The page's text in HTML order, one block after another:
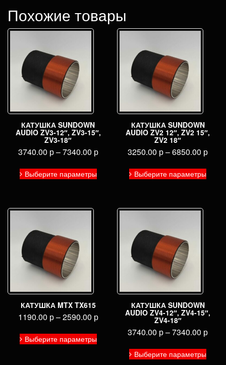
Похожие товары
КАТУШКА SUNDOWN
AUDIO ZV3-12″, ZV3-15″,
ZV3-18″
3740.00 р–7340.00 р
Выберите параметры
Этот
товар
вариаций.
КАТУШКА SUNDOWN
AUDIO ZV2 12″, ZV2 15″,
ZV2 18″
3250.00 р–6850.00 р
Выберите параметры
Этот
товар
КАТУШКА MTX TX615
1190.00 р–2590.00 р
Выберите параметрытовар
несколько
КАТУШКА SUNDOWN
AUDIO ZV4-12″, ZV4-15″,
ZV4-18″
3740.00 р–7340.00 р
Выберите параметрытовар